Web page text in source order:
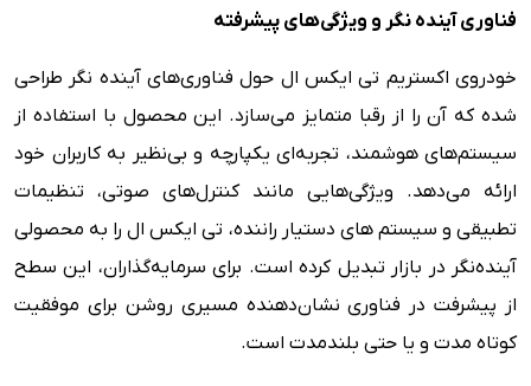
فناوری آینده نگر و ویژگی‌های پیشرفته
خودروی اکستریم تی ایکس ال حول فناوری‌های آینده نگر طراحی
شده که آن را از رقبا متمایز می‌سازد. این محصول با استفاده از
سیستم‌های هوشمند، تجربه‌ای یکپارچه و بی‌نظیر به کاربران خود
ارائه می‌دهد. ویژگی‌هایی مانند کنترل‌های صوتی، تنظیمات
تطبیقی و سیستم های دستیار راننده، تی ایکس ال را به محصولی
آینده‌نگر در بازار تبدیل کرده است. برای سرمایه‌گذاران، این سطح
از پیشرفت در فناوری نشان‌دهنده مسیری روشن برای موفقیت
کوتاه مدت و یا حتی بلندمدت است.